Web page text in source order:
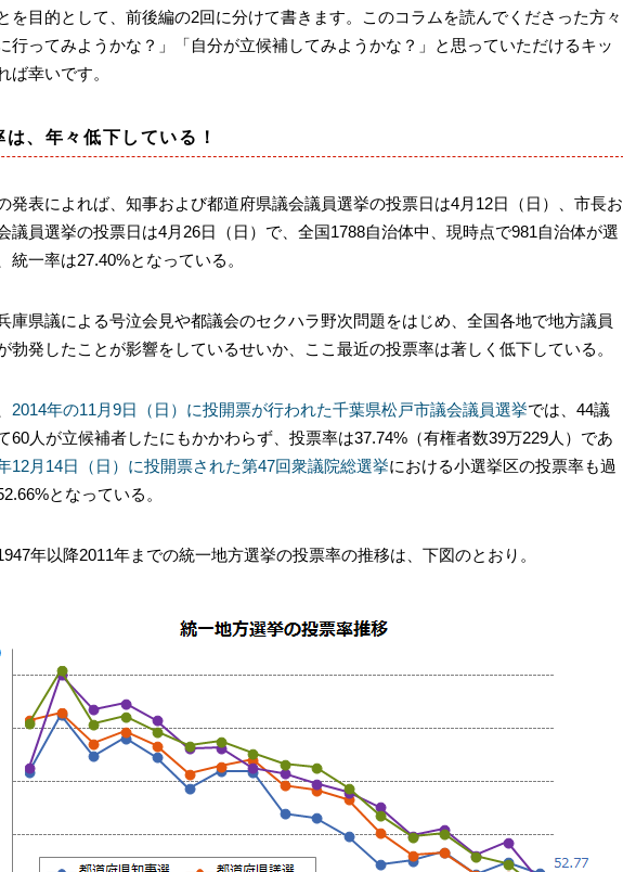
を目的として、前後編の2回に分けて書きます。このコラムを読んでくださった方々
行ってみようかな？」「自分が立候補してみようかな？」と思っていただけるキッ
ば幸いです。
は、年々低下している！
発表によれば、知事および都道府県議会議員選挙の投票日は4月12日（日）、市長お
議員選挙の投票日は4月26日（日）で、全国1788自治体中、現時点で981自治体が選
統一率は27.40%となっている。
庫県議による号泣会見や都議会のセクハラ野次問題をはじめ、全国各地で地方議員
勃発したことが影響をしているせいか、ここ最近の投票率は著しく低下している。
2014年の11月9日（日）に投開票が行われた千葉県松戸市議会議員選挙では、44議
60人が立候補者したにもかかわらず、投票率は37.74%（有権者数39万229人）であ
12月14日（日）に投開票された第47回衆議院総選挙における小選挙区の投票率も過
となっている。
年以降2011年までの統一地方選挙の投票率の推移は、下図のとおり。